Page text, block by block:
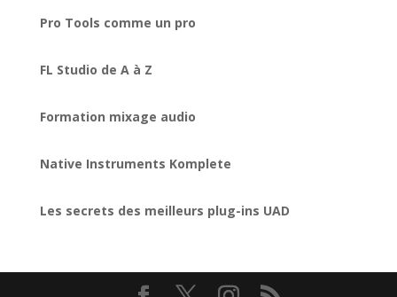
Pro Tools comme un pro
FL Studio de A à Z
Formation mixage audio
Native Instruments Komplete
Les secrets des meilleurs plug-ins UAD